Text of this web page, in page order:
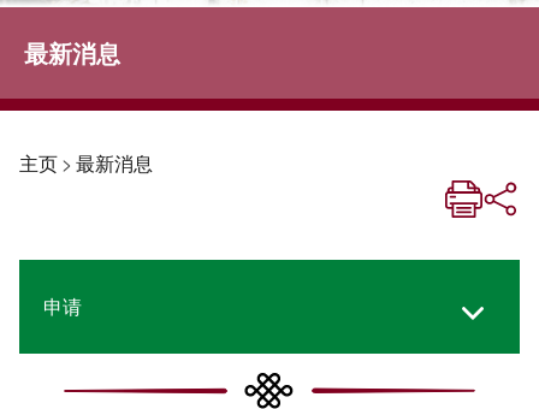
最新消息
主页> 最新消息
申请
所有消息